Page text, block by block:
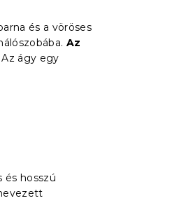
és a vöröses
Az
Az ágy egy
és hosszú